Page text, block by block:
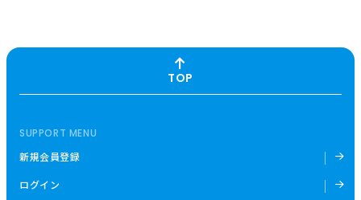
TOP
SUPPORT MENU
新規会員登録
ログイン